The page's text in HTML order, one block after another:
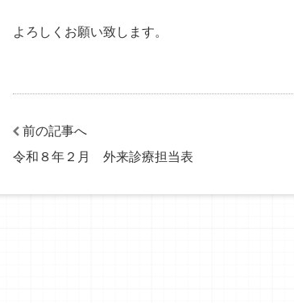
よろしくお願い致します。
前の記事へ
令和８年２月 外来診療担当表